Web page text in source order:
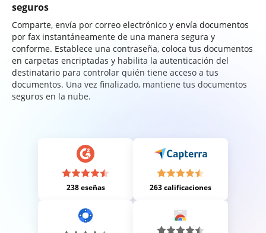
seguros
Comparte, envía por correo electrónico y envía documentos
por fax instantáneamente de una manera segura y
conforme. Establece una contraseña, coloca tus documentos
en carpetas encriptadas y habilita la autenticación del
destinatario para controlar quién tiene acceso a tus
documentos. Una vez finalizado, mantiene tus documentos
seguros en la nube.
238 eseñas 263 calificaciones